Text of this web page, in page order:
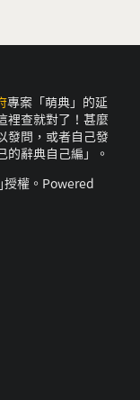
專案「萌典」的延
裡查就對了！甚麼
發問，或者自己發
的辭典自己編」。
授權。Powered